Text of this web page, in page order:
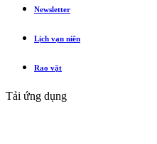
Newsletter
Lịch vạn niên
Rao vặt
Tải ứng dụng